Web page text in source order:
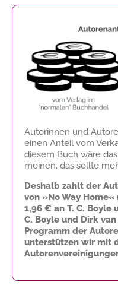
Autorinnen und
einen Anteil vom
diesem Buch wäre
meinen, das sollte
Deshalb zahlt der
von »No Way
1,96 € an T. C. Boyle
C. Boyle und Dirk
Programm der
unterstützen wir mit